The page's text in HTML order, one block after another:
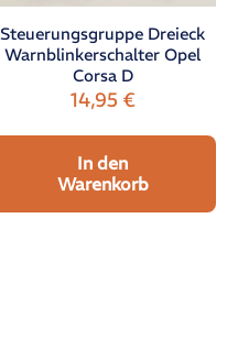
Steuerungsgruppe Dreieck
Warnblinkerschalter Opel
Corsa D
14,95 €
In den
Warenkorb